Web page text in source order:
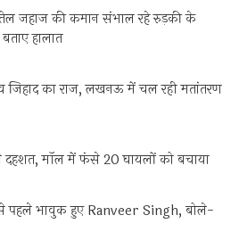
तेल जहाज की कमान संभाल रहे रुड़की के
हालात
जिहाद का राज, लखनऊ में चल रही मतांतरण
दहशत, मॉल में फंसे 20 घायलों को बचाया
पहले भावुक हुए Ranveer Singh, बोले-